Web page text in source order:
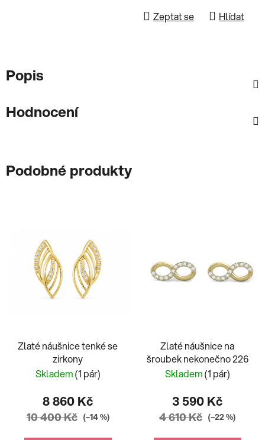
Zeptat se Hlídat
Popis
Hodnocení
Podobné produkty
Zlaté náušnice tenké se
zirkony
Skladem(1 pár)
8 860 Kč
10 400 Kč (–14 %)
Zlaté náušnice na
šroubek nekonečno 226
Skladem(1 pár)
3 590 Kč
4 610 Kč (–22 %)